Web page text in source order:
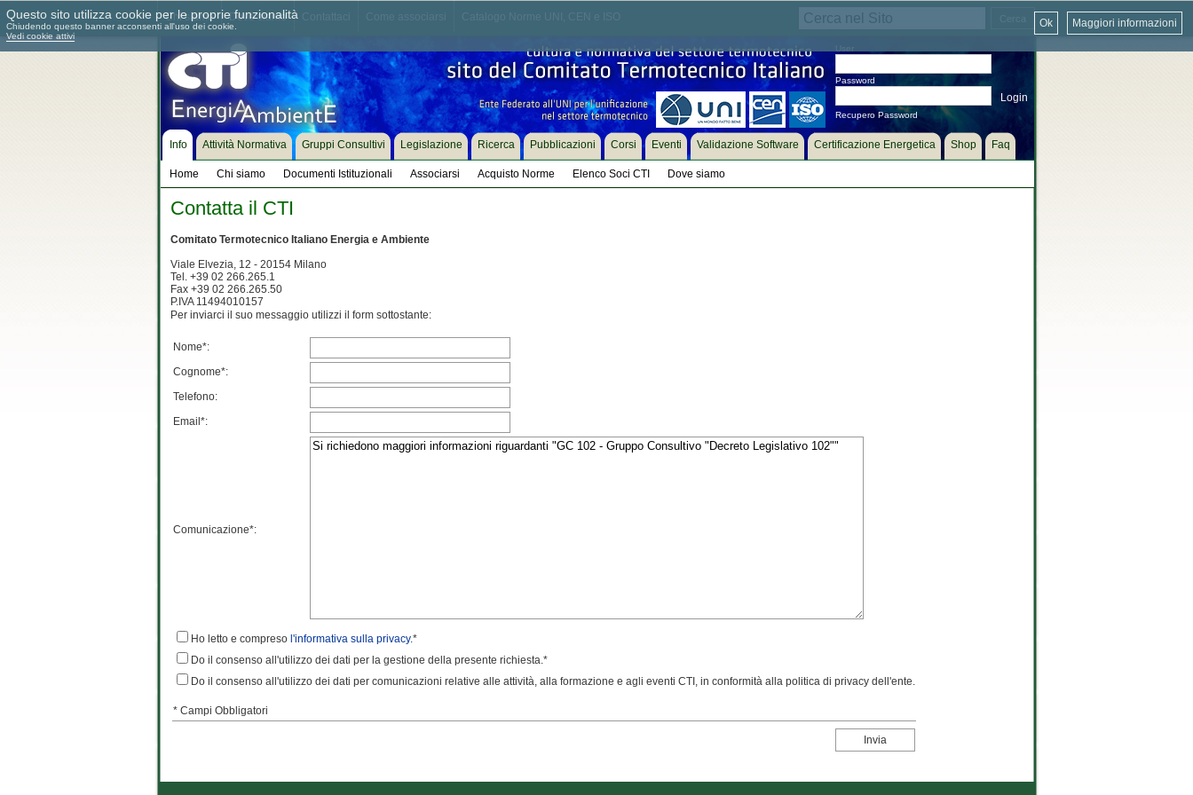
Chi siamo Dove siamo
Password
Recupero Password
Info
Home Chi siamo Documenti Istituzionali Associarsi Acquisto Norme Elenco Soci CTI Dove siamo
Attività Normativa Gruppi Consultivi Legislazione Ricerca Pubblicazioni Corsi Eventi Validazione Software Certificazione Energetica Shop Faq
Contatta il CTI
Comitato Termotecnico Italiano Energia e Ambiente
Viale Elvezia, 12 - 20154 Milano
Tel. +39 02 266.265.1
Fax +39 02 266.265.50
P.IVA 11494010157
Per inviarci il suo messaggio utilizzi il form sottostante:
Nome*:
Cognome*:
Telefono:
Email*:
Comunicazione*:
Ho letto e compreso l'informativa sulla privacy.*
Do il consenso all'utilizzo dei dati per la gestione della presente richiesta.*
Do il consenso all'utilizzo dei dati per comunicazioni relative alle attività, alla formazione e agli eventi CTI, in conformità alla politica di privacy dell'ente.
* Campi Obbligatori
Questo sito utilizza cookie per le proprie funzionalità
Chiudendo questo banner acconsenti all'uso dei cookie.
Vedi cookie attivi
Maggiori informazioni
Ok